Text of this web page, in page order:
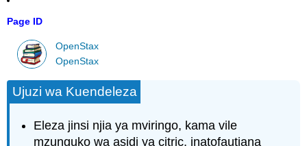
Page ID
OpenStax
OpenStax
Ujuzi wa Kuendeleza
Eleza jinsi njia ya mviringo, kama vile
mzunguko wa asidi ya citric, inatofautiana